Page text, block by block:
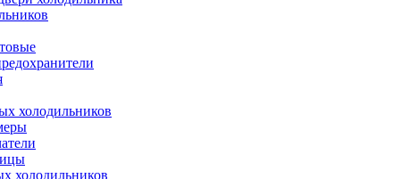
холодильников
холодильников